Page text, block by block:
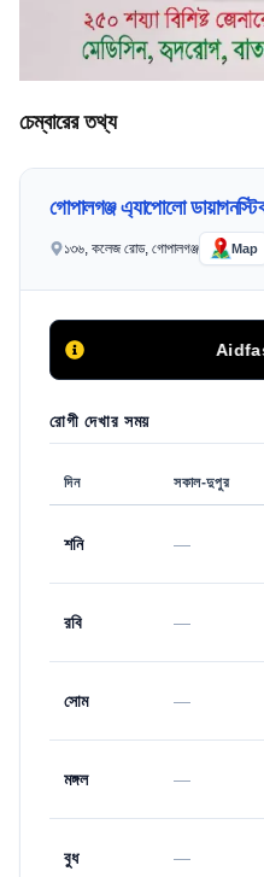
চেম্বারের তথ্য
গোপালগঞ্জ এ্যাপোলো ডায়াগনস্টিক
১৩৬, কলেজ রোড, গোপালগঞ্জ Map
Aidfast
রোগী দেখার সময়
দিন সকাল-দুপুর
শনি —
রবি —
সোম —
মঙ্গল —
বুধ —